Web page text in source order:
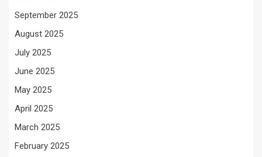
September 2025
August 2025
July 2025
June 2025
May 2025
April 2025
March 2025
February 2025